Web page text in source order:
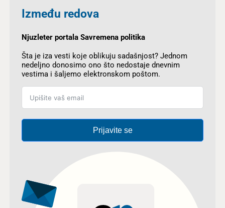
Između redova
Njuzleter portala Savremena politika
Šta je iza vesti koje oblikuju sadašnjost? Jednom
nedeljno donosimo ono što nedostaje dnevnim
vestima i šaljemo elektronskom poštom.
Prijavite se